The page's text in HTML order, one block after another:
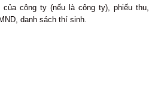
công ty (nếu là công ty), phiếu thu,
danh sách thí sinh.